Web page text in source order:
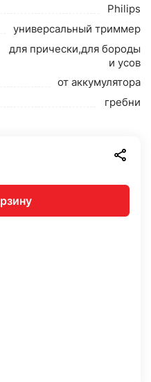
Philips
универсальный триммер
для прически,для бороды
и усов
от аккумулятора
гребни